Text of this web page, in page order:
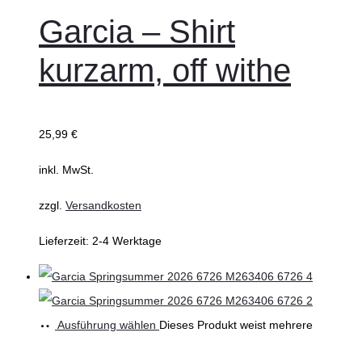
Garcia – Shirt
kurzarm, off withe
25,99 €
inkl. MwSt.
zzgl. Versandkosten
Lieferzeit: 2-4 Werktage
Ausführung wählen Dieses Produkt weist mehrere